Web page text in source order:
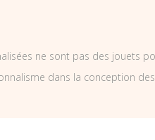
ne sont pas des jouets
dans la conception